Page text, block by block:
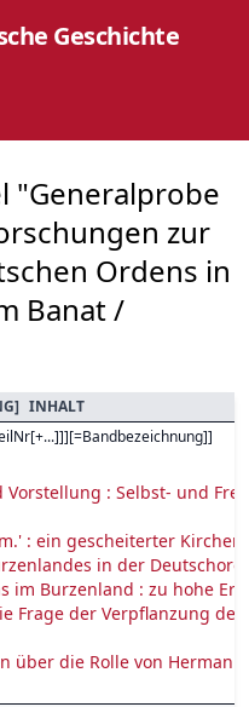
Geschichte
"Generalprobe
zur
Ordens in
Banat /
] INHALT
]
Vorstellung : Selbst- und
: ein gescheiterter
in der
im Burzenland : zu hohe
Frage der Verpflanzung
über die Rolle von